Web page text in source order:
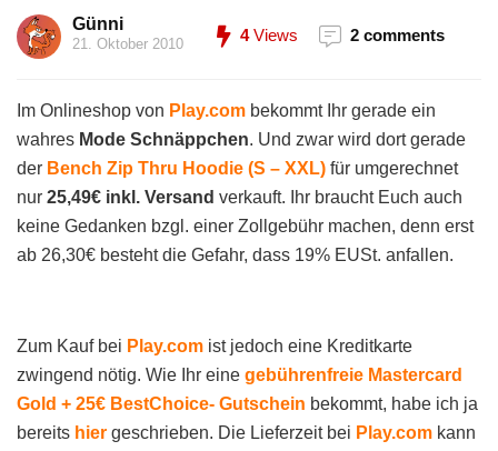
Günni
21. Oktober 2010 4Views 2 comments
Im Onlineshop von Play.com bekommt Ihr gerade ein
wahres Mode Schnäppchen. Und zwar wird dort gerade
der Bench Zip Thru Hoodie (S – XXL) für umgerechnet
nur 25,49€ inkl. Versand verkauft. Ihr braucht Euch auch
keine Gedanken bzgl. einer Zollgebühr machen, denn erst
ab 26,30€ besteht die Gefahr, dass 19% EUSt. anfallen.
Zum Kauf bei Play.com ist jedoch eine Kreditkarte
zwingend nötig. Wie Ihr eine gebührenfreie Mastercard
Gold + 25€ BestChoice- Gutschein bekommt, habe ich ja
bereits hier geschrieben. Die Lieferzeit bei Play.com kann